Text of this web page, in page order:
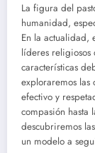
La figura del
humanidad,
En la actualidad,
líderes
características
exploraremos
efectivo y
compasión
descubriremos
un modelo a